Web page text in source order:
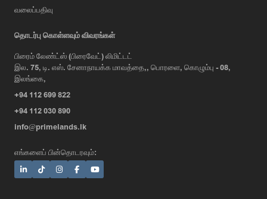
வலைப்பதிவு
தொடர்பு கொள்ளவும் விவரங்கள்
பிரைம் லேண்ட்ஸ் (பிரைவேட்) லிமிட்டட்
இல. 75, டி. எஸ். சேனாநாயக்க மாவத்தை,, பொரளை, கொழும்பு - 08,
இலங்கை,
+94 112 699 822
+94 112 030 890
info@primelands.lk
எங்களைப் பின்தொடரவும்: